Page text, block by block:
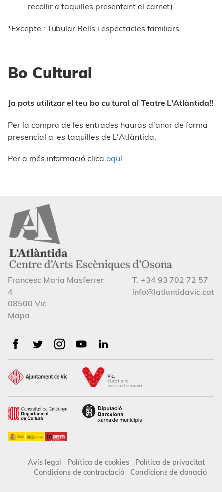
recollir a taquilles presentant el carnet)
*Excepte : Tubular Bells i espectacles familiars.
Bo Cultural
Ja pots utilitzar el teu bo cultural al Teatre L'Atlàntida!!
Per la compra de les entrades hauràs d'anar de forma
presencial a les taquilles de L'Atlàntida.
Per a més informació clica aquí
Francesc Maria Masferrer
4
08500 Vic
Mapa
T. +34 93 702 72 57
info@latlantidavic.cat
Avís legal Política de cookies
Política de privacitat
Condicions de contractació
Condicions de donació